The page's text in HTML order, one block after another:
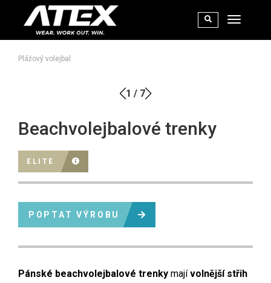
Beachvolejbalové trenky
ELITE
POPTAT VÝROBU
Pánské beachvolejbalové trenky majívolnější střih
Plážový volejbal
1 / 7